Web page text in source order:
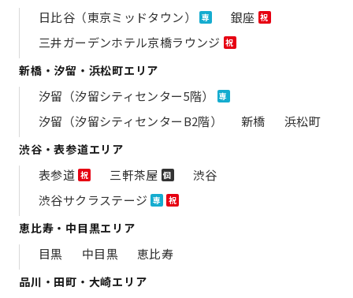
日比谷（東京ミッドタウン） 専 銀座 祝
三井ガーデンホテル京橋ラウンジ 祝
新橋・汐留・浜松町エリア
汐留（汐留シティセンター5階） 専
汐留（汐留シティセンターB2階） 新橋 浜松町
渋谷・表参道エリア
表参道 祝 三軒茶屋 個
渋谷
渋谷サクラステージ 専 祝
恵比寿・中目黒エリア
目黒 中目黒 恵比寿
品川・田町・大崎エリア